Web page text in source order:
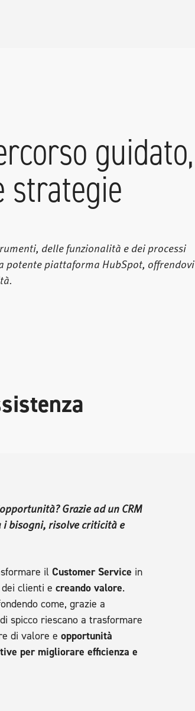
guidato,
delle funzionalità e dei processi
potente piattaforma HubSpot, offrendovi
Grazie ad un CRM
i bisogni, risolve criticità e
ilCustomer Service in
dei clienti ecreando valore.
come, grazie a
spicco riescano a trasformare
di valore eopportunità
per migliorare efficienza e